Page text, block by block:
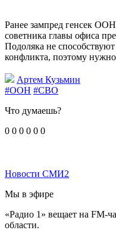
Ранее зампред генсек
советника главы офиса
Подоляка не
конфликта, поэтому нужно
Артем Кузьмин
#ООН #СВО
Что думаешь?
0 0 0 0 0 0
Новости СМИ2
Мы в эфире
«Радио 1» вещает на FM-
области.